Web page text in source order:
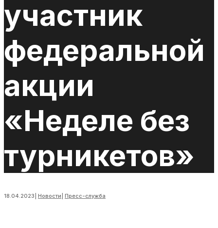
участник
федеральной
акции
«Неделе без
турникетов»
18.04.2023 Новости Пресс-служба